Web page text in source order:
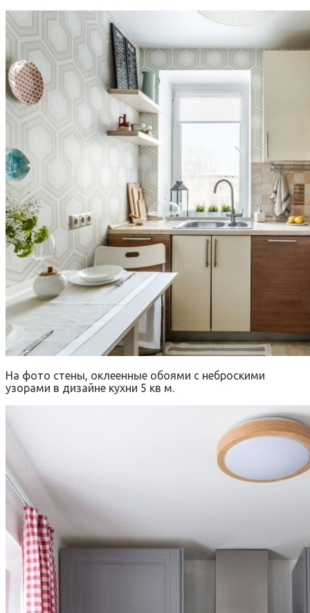
На фото стены, оклеенные обоями с неброскими
узорами в дизайне кухни 5 кв м.